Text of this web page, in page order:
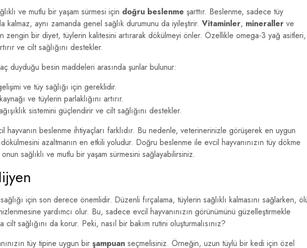
ve mutlu bir yaşam sürmesi için doğru beslenme şarttır. Beslenme, sadece tüy
kalmaz, aynı zamanda genel sağlık durumunu da iyileştirir. Vitaminler, mineraller ve
zengin bir diyet, tüylerin kalitesini artırarak dökülmeyi önler. Özellikle omega-3 yağ asitleri,
ve cilt sağlığını destekler.
duyduğu besin maddeleri arasında şunlar bulunur:
ve tüy sağlığı için gereklidir.
ve tüylerin parlaklığını artırır.
sistemini güçlendirir ve cilt sağlığını destekler.
hayvanın beslenme ihtiyaçları farklıdır. Bu nedenle, veterinerinizle görüşerek en uygun
azaltmanın en etkili yoludur. Doğru beslenme ile evcil hayvanınızın tüy dökme
sağlıklı ve mutlu bir yaşam sürmesini sağlayabilirsiniz.
sağlığı için son derece önemlidir. Düzenli fırçalama, tüylerin sağlıklı kalmasını sağlarken,
yardımcı olur. Bu, sadece evcil hayvanınızın görünümünü güzelleştirmekle
cilt sağlığını da korur. Peki, nasıl bir bakım rutini oluşturmalısınız?
tüy tipine uygun bir şampuan seçmelisiniz. Örneğin, uzun tüylü bir kedi için özel